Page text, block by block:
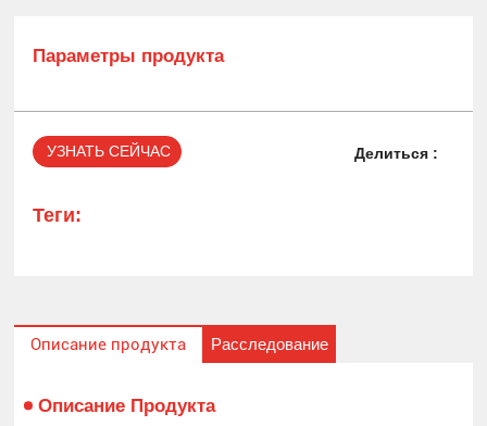
Параметры продукта
УЗНАТЬ СЕЙЧАС Делиться :
Теги:
Описание продукта Расследование
Описание Продукта